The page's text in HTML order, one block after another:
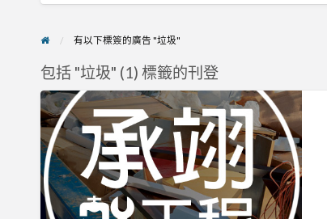
有以下標簽的廣告 "垃圾"
包括 "垃圾" (1) 標籤的刊登
承
翊
工
程
行
｜